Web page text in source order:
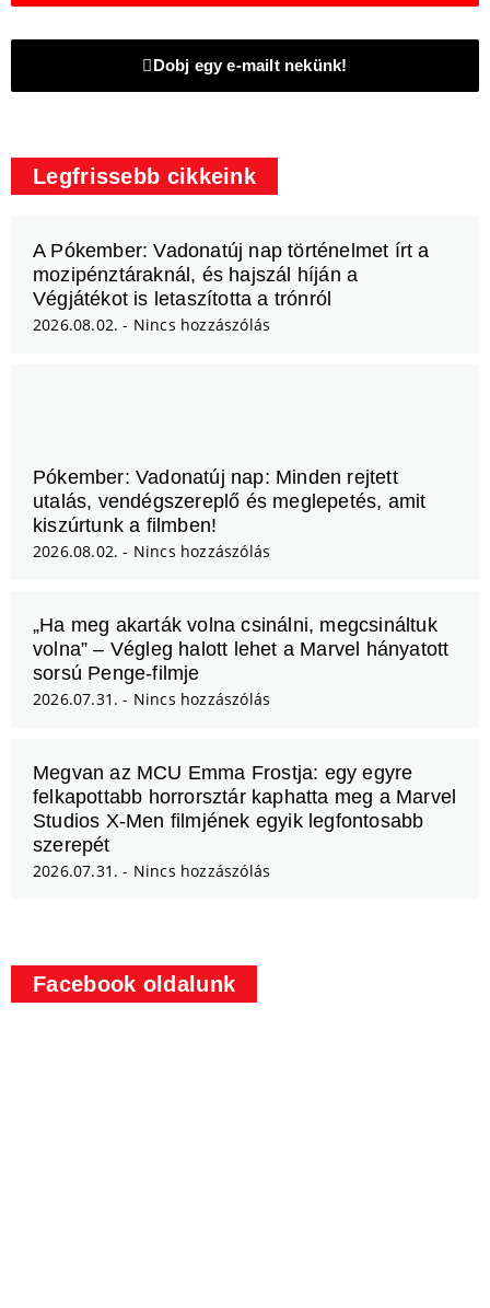
Dobj egy e-mailt nekünk!
Legfrissebb cikkeink
A Pókember: Vadonatúj nap történelmet írt a
mozipénztáraknál, és hajszál híján a
Végjátékot is letaszította a trónról
2026.08.02. Nincs hozzászólás
Pókember: Vadonatúj nap: Minden rejtett
utalás, vendégszereplő és meglepetés, amit
kiszúrtunk a filmben!
2026.08.02. Nincs hozzászólás
„Ha meg akarták volna csinálni, megcsináltuk
volna” – Végleg halott lehet a Marvel hányatott
sorsú Penge-filmje
2026.07.31. Nincs hozzászólás
Megvan az MCU Emma Frostja: egy egyre
felkapottabb horrorsztár kaphatta meg a Marvel
Studios X-Men filmjének egyik legfontosabb
szerepét
2026.07.31. Nincs hozzászólás
Facebook oldalunk